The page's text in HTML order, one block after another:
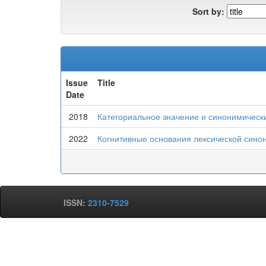
Sort by:
Issue
Date
Title
2018 Категориальное значение и
2022
Когнитивные основания лексической
ISSN: 2310-7529